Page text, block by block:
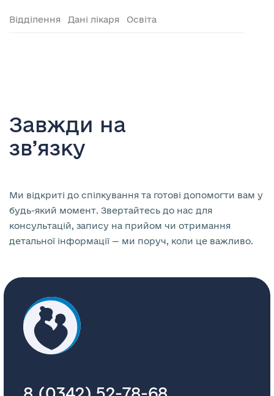
Відділення Дані лікаря Освіта
Завжди на
зв’язку
Ми відкриті до спілкування та готові допомогти вам у
будь-який момент. Звертайтесь до нас для
консультацій, запису на прийом чи отримання
детальної інформації — ми поруч, коли це важливо.